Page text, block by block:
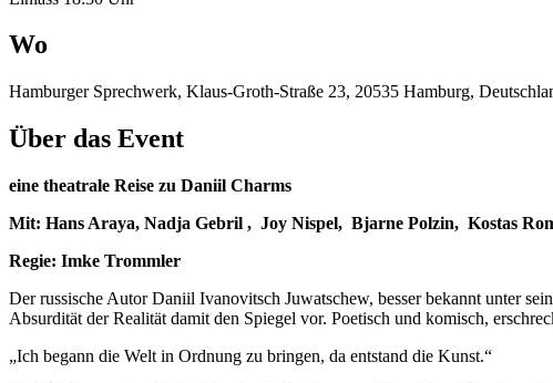
Wo
Hamburger Sprechwerk, Klaus-Groth-Straße 23, 20535 Hamburg,
Über das Event
eine theatrale Reise zu Daniil Charms
Mit: Hans Araya, Nadja Gebril , Joy Nispel, Bjarne Polzin, Kostas
Regie: Imke Trommler
Der russische Autor Daniil Ivanovitsch Juwatschew, besser bekannt unter
Absurdität der Realität damit den Spiegel vor. Poetisch und komisch,
„Ich begann die Welt in Ordnung zu bringen, da entstand die Kunst.“